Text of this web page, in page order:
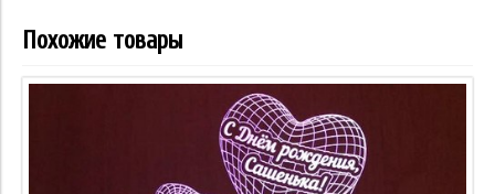
Похожие товары